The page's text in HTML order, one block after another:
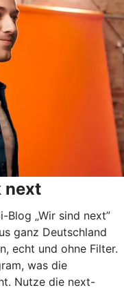
next
„Wir sind next”
ganz Deutschland
echt und ohne Filter.
was die
Nutze die next-